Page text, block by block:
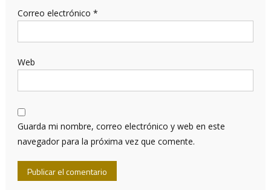
Correo electrónico *
Web
Guarda mi nombre, correo electrónico y web en este
navegador para la próxima vez que comente.